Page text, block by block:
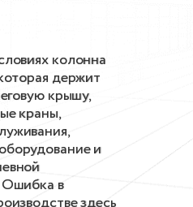
колонна
держит
крышу,
краны,
и
Ошибка в